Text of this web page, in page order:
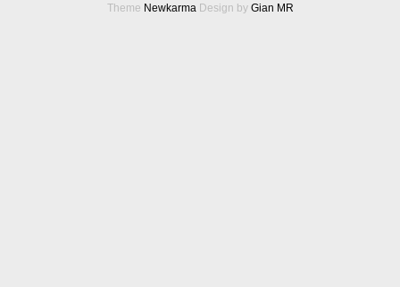
Theme NewkarmaDesign by Gian MR